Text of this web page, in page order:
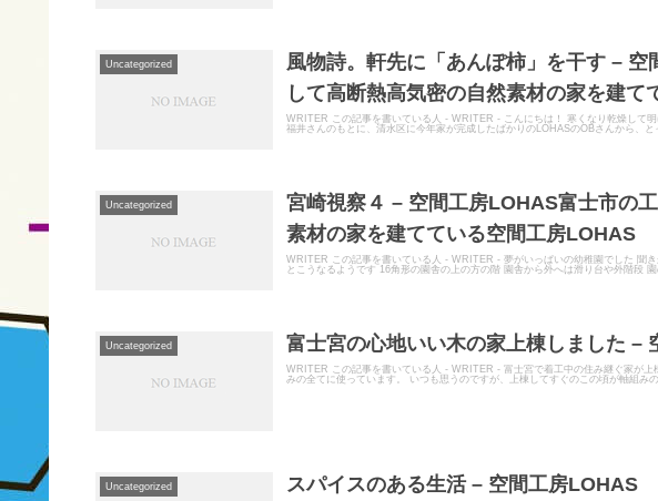
Uncategorized
風物詩。軒先に「あんぽ柿」を干す –
して高断熱高気密の自然素材の家を建て
WRITER この記事を書いている人 - WRITER - こんにちは！ 寒くなり乾燥して
福井さんのもとに、清水区に今年家が完成したばかりのLOHASのOBさんから、と
Uncategorized
宮崎視察４ – 空間工房LOHAS富士市の
素材の家を建てている空間工房LOHAS
WRITER この記事を書いている人 - WRITER - 夢がいっぱいの幼稚園でした 聞
とこうなるようです 16角形の園舎の上の方の階 園舎から外へは滑り台や外階段
Uncategorized 富士宮の心地いい木の家上棟しました –
WRITER この記事を書いている人 - WRITER - 富士宮で着工中の住み継ぐ家が上
みの全てに使っています。 いつも思うのですが、上棟してすぐのこの頃が軸組み
Uncategorized スパイスのある生活 – 空間工房LOHAS